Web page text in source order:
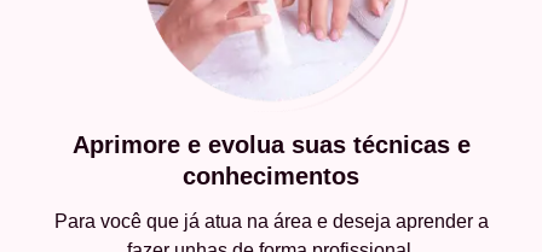
Aprimore e evolua suas técnicas e
conhecimentos
Para você que já atua na área e deseja aprender a